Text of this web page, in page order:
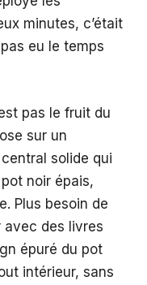
minutes, c’était
eu le temps
pas le fruit du
sur un
solide qui
noir épais,
Plus besoin de
avec des livres
épuré du pot
intérieur, sans